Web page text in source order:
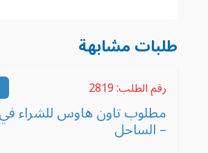
طلبات مشابهة
رقم الطلب: 2819
مطلوب تاون هاوس للشراء في
– الساحل